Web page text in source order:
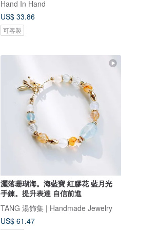
Hand In Hand
US$ 33.86
可客製
灑落珊瑚海。海藍寶 紅膠花 藍月光
手鍊。提升表達 自信前進
TANG 湯飾集 | Handmade Jewelry
US$ 61.47